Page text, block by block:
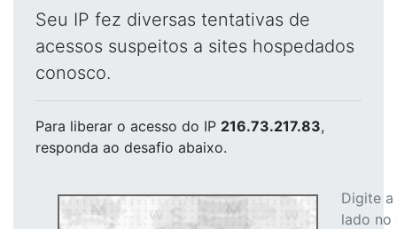
Seu IP fez diversas tentativas de
acessos suspeitos a sites hospedados
conosco.
Para liberar o acesso do IP 216.73.217.83,
responda ao desafio abaixo.
Digite
lado no